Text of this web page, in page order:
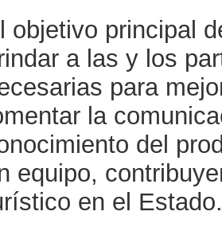
objetivo principal
a las y los
para
la
del
equipo,
en el Estado.